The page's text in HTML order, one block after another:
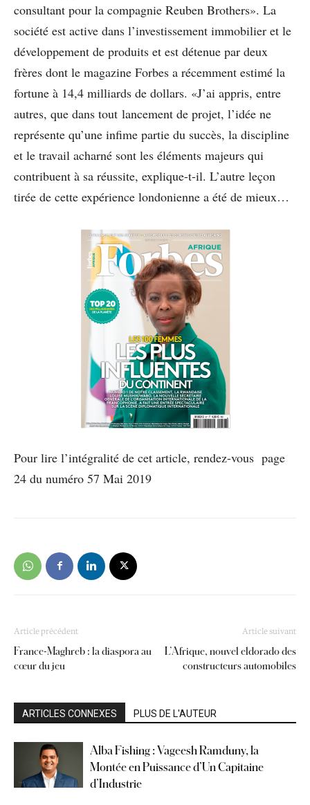
consultant pour la compagnie Reuben Brothers». La
société est active dans l’investissement immobilier et le
développement de produits et est détenue par deux
frères dont le magazine Forbes a récemment estimé la
fortune à 14,4 milliards de dollars. «J’ai appris, entre
autres, que dans tout lancement de projet, l’idée ne
représente qu’une infime partie du succès, la discipline
et le travail acharné sont les éléments majeurs qui
contribuent à sa réussite, explique-t-il. L’autre leçon
tirée de cette expérience londonienne a été de mieux…
Pour lire l’intégralité de cet article, rendez-vous page
24 du numéro 57 Mai 2019
Article précédent
France-Maghreb : la diaspora au
cœur du jeu
Article suivant
L’Afrique, nouvel eldorado des
constructeurs automobiles
ARTICLES CONNEXES PLUS DE L'AUTEUR
Alba Fishing : Vageesh Ramduny, la
Montée en Puissance d’Un Capitaine
d’Industrie